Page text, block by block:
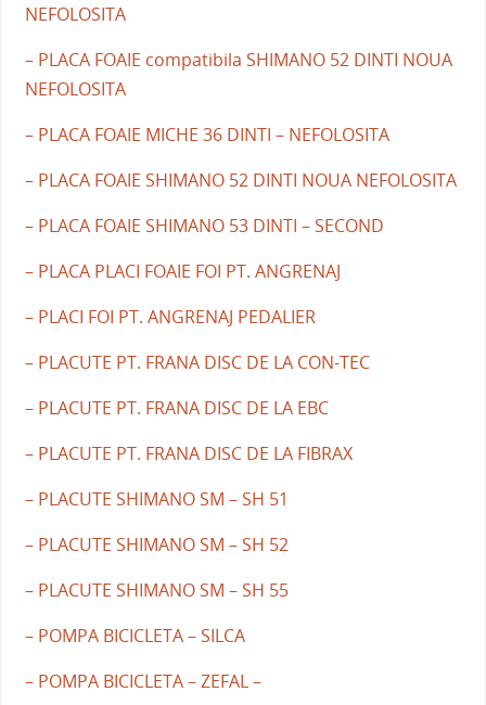
NEFOLOSITA
– PLACA FOAIE compatibila SHIMANO 52 DINTI NOUA
NEFOLOSITA
– PLACA FOAIE MICHE 36 DINTI – NEFOLOSITA
– PLACA FOAIE SHIMANO 52 DINTI NOUA NEFOLOSITA
– PLACA FOAIE SHIMANO 53 DINTI – SECOND
– PLACA PLACI FOAIE FOI PT. ANGRENAJ
– PLACI FOI PT. ANGRENAJ PEDALIER
– PLACUTE PT. FRANA DISC DE LA CON-TEC
– PLACUTE PT. FRANA DISC DE LA EBC
– PLACUTE PT. FRANA DISC DE LA FIBRAX
– PLACUTE SHIMANO SM – SH 51
– PLACUTE SHIMANO SM – SH 52
– PLACUTE SHIMANO SM – SH 55
– POMPA BICICLETA – SILCA
– POMPA BICICLETA – ZEFAL –